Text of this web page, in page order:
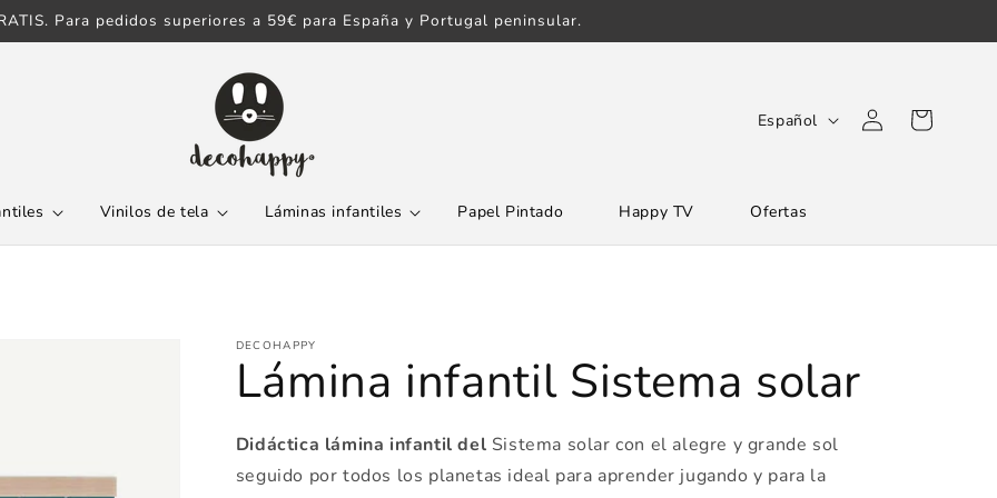
Para pedidos superiores a 59€ para España y Portugal peninsular.
Vinilos de tela Láminas infantiles Papel Pintado Happy TV Ofertas
o
m
Español
Iniciar
sesión
Carrito
DECOHAPPY
Lámina infantil Sistema solar
Didáctica lámina infantil del Sistema solar con el alegre y grande sol
seguido por todos los planetas ideal para aprender jugando y para la